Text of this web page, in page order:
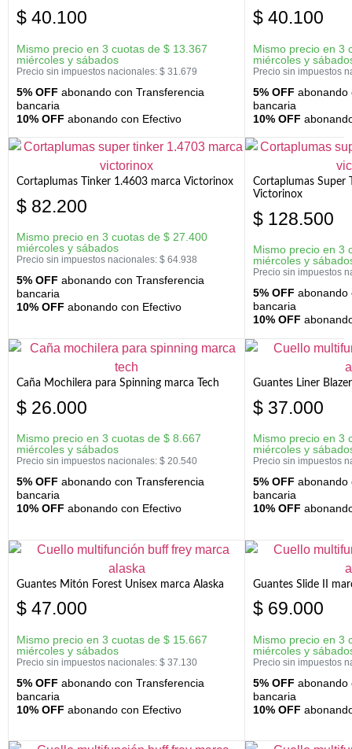
$ 40.100
Mismo precio en 3 cuotas de $ 13.367
miércoles y sábados
Precio sin impuestos nacionales: $ 31.679
5% OFF abonando con Transferencia
bancaria
10% OFF abonando con Efectivo
$ 40.100
Mismo precio en 3
miércoles y
Precio sin impuestos
5% OFF abonando
bancaria
10% OFF
Cortaplumas Tinker 1.4603 marca Victorinox
$ 82.200
Mismo precio en 3 cuotas de $ 27.400
miércoles y sábados
Precio sin impuestos nacionales: $ 64.938
5% OFF abonando con Transferencia
bancaria
10% OFF abonando con Efectivo
Cortaplumas Super
Victorinox
$ 128.500
Mismo precio en 3
miércoles y
Precio sin impuestos
5% OFF abonando
bancaria
10% OFF
Caña Mochilera para Spinning marca Tech
$ 26.000
Mismo precio en 3 cuotas de $ 8.667
miércoles y sábados
Precio sin impuestos nacionales: $ 20.540
5% OFF abonando con Transferencia
bancaria
10% OFF abonando con Efectivo
Guantes Liner
$ 37.000
Mismo precio en 3
miércoles y
Precio sin impuestos
5% OFF abonando
bancaria
10% OFF
Guantes Mitón Forest Unisex marca Alaska
$ 47.000
Mismo precio en 3 cuotas de $ 15.667
miércoles y sábados
Precio sin impuestos nacionales: $ 37.130
5% OFF abonando con Transferencia
bancaria
10% OFF abonando con Efectivo
Guantes Slide II
$ 69.000
Mismo precio en 3
miércoles y
Precio sin impuestos
5% OFF abonando
bancaria
10% OFF